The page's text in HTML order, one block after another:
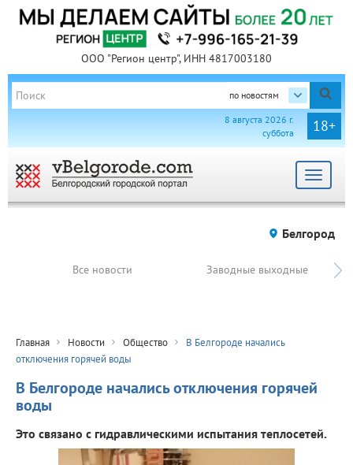
ООО "Регион центр", ИНН 4817003180
по новостям
18+
8 августа 2026 г.
суббота
Toggle
Белгород
Все новости Заводные выходные
Главная Новости Общество
В Белгороде начались
отключения горячей воды
В Белгороде начались отключения горячей
воды
Это связано с гидравлическими испытания теплосетей.